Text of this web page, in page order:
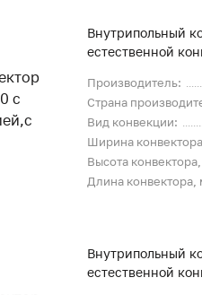
Внутрипольный
естественной
Производитель:
Страна
Вид конвекции:
Ширина
Высота
Длина конвектора,
Внутрипольный
естественной